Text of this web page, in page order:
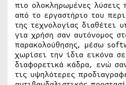
πιο ολοκληρωμένες λύσεις
από το εργαστήριο του
της τεχνολογίας διαθέτει
για χρήση σαν αυτόνομος
παρακολούθησης, μέσω
χωρίσει την ίδια εικόνα
διαφορετικά κάδρα, ενώ
τις υψηλότερες